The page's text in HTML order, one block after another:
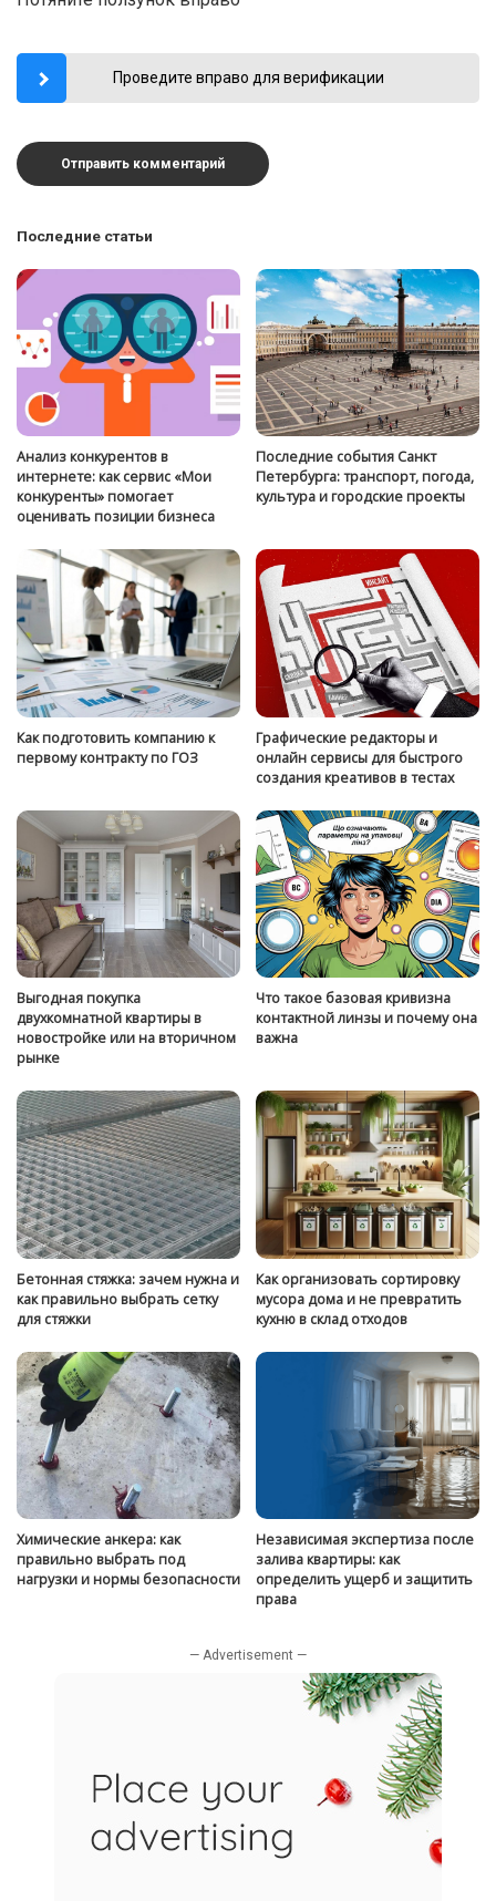
Проведите вправо для верификации
Последние статьи
Анализ конкурентов в
интернете: как сервис «Мои
конкуренты» помогает
оценивать позиции бизнеса
Последние события Санкт
Петербурга: транспорт, погода,
культура и городские проекты
Как подготовить компанию к
первому контракту по ГОЗ
Графические редакторы и
онлайн сервисы для быстрого
создания креативов в тестах
Выгодная покупка
двухкомнатной квартиры в
новостройке или на вторичном
рынке
Что такое базовая кривизна
контактной линзы и почему она
важна
Бетонная стяжка: зачем нужна и
как правильно выбрать сетку
для стяжки
Как организовать сортировку
мусора дома и не превратить
кухню в склад отходов
Химические анкера: как
правильно выбрать под
нагрузки и нормы безопасности
Независимая экспертиза после
залива квартиры: как
определить ущерб и защитить
права
— Advertisement —